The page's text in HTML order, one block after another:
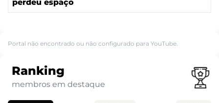
perdeu espaço
Portal não encontrado ou não configurado para YouTube.
Ranking
membros em destaque